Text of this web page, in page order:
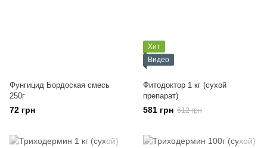
Фунгицид Бордоская смесь
250г
72 грн
Хит
Видео
Фитодоктор 1 кг (сухой
препарат)
581 грн 612 грн